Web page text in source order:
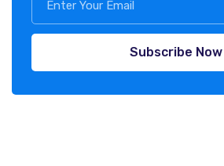
Subscribe Now